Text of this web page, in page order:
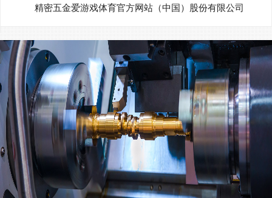
精密五金爱游戏体育官方网站（中国）股份有限公司